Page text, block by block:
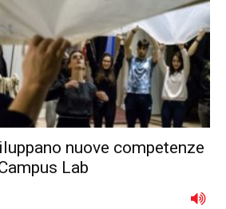
nuove competenze
Lab